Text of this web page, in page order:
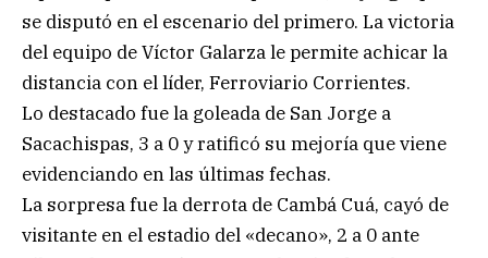
se disputó en el escenario del primero. La victoria
del equipo de Víctor Galarza le permite achicar la
distancia con el líder, Ferroviario Corrientes.
Lo destacado fue la goleada de San Jorge a
Sacachispas, 3 a 0 y ratificó su mejoría que viene
evidenciando en las últimas fechas.
La sorpresa fue la derrota de Cambá Cuá, cayó de
visitante en el estadio del «decano», 2 a 0 ante